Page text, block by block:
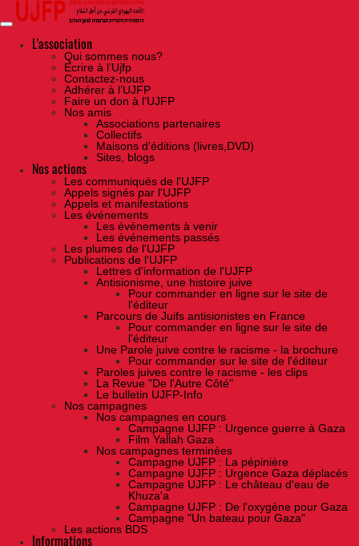
Skip
the
contentL'association
Qui sommes nous?
Ecrire à l’Ujfp
Contactez-nous
Adhérer à l’UJFP
Faire un don à l’UJFP
Nos amis
Associations partenaires
Collectifs
Maisons d’éditions (livres,DVD)
Sites, blogs
Nos actions
Les communiqués de l'UJFP
Appels signés par l'UJFP
Appels et manifestations
Les événements
Les événements à venir
Les événements passés
Les plumes de l'UJFP
Publications de l'UJFP
Lettres d'information de l'UJFP
Antisionisme, une histoire juive
Pour commander en ligne sur le site de
l'éditeur
Parcours de Juifs antisionistes en France
Pour commander en ligne sur le site de
l'éditeur
Une Parole juive contre le racisme - la brochure
Pour commander sur le site de l'éditeur
Paroles juives contre le racisme - les clips
La Revue "De l'Autre Côté"
Le bulletin UJFP-Info
Nos campagnes
Nos campagnes en cours
Campagne UJFP : Urgence guerre à Gaza
Film Yallah Gaza
Nos campagnes terminées
Campagne UJFP : La pépinière
Campagne UJFP : Urgence Gaza déplacés
Campagne UJFP : Le château d'eau de
Khuza'a
Campagne UJFP : De l'oxygène pour Gaza
Campagne "Un bateau pour Gaza"
Les actions BDS
Informations